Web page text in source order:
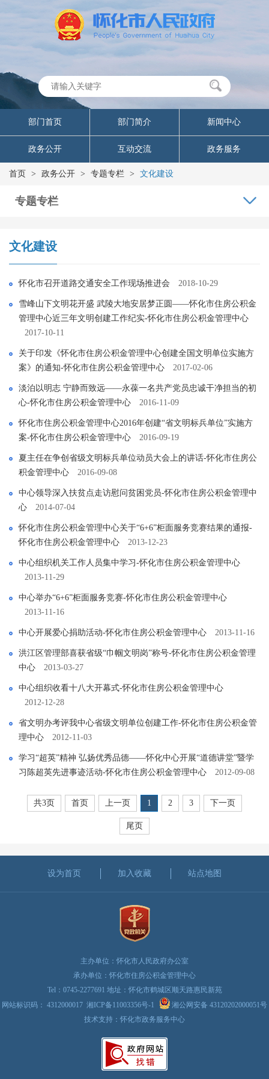
部门首页 部门简介 新闻中心
政务公开 互动交流 政务服务
首页 > 政务公开 > 专题专栏 > 文化建设
专题专栏
文化建设
怀化市召开道路交通安全工作现场推进会 2018-10-29
雪峰山下文明花开盛 武陵大地安居梦正圆――怀化市住房公积金
管理中心近三年文明创建工作纪实-怀化市住房公积金管理中心
2017-10-11
关于印发《怀化市住房公积金管理中心创建全国文明单位实施方
案》的通知-怀化市住房公积金管理中心
2017-02-06
淡泊以明志 宁静而致远――永葆一名共产党员忠诚干净担当的初
心-怀化市住房公积金管理中心
2016-11-09
怀化市住房公积金管理中心2016年创建“省文明标兵单位”实施方
案-怀化市住房公积金管理中心
2016-09-19
夏主任在争创省级文明标兵单位动员大会上的讲话-怀化市住房公
积金管理中心
2016-09-08
中心领导深入扶贫点走访慰问贫困党员-怀化市住房公积金管理中
心
2014-07-04
怀化市住房公积金管理中心关于“6+6”柜面服务竞赛结果的通报-
怀化市住房公积金管理中心
2013-12-23
中心组织机关工作人员集中学习-怀化市住房公积金管理中心
2013-11-29
中心举办“6+6”柜面服务竞赛-怀化市住房公积金管理中心
2013-11-16
中心开展爱心捐助活动-怀化市住房公积金管理中心 2013-11-16
洪江区管理部喜获省级“巾帼文明岗”称号-怀化市住房公积金管理
中心
2013-03-27
中心组织收看十八大开幕式-怀化市住房公积金管理中心
2012-12-28
省文明办考评我中心省级文明单位创建工作-怀化市住房公积金管
理中心
2012-11-03
学习“超英”精神 弘扬优秀品德――怀化中心开展“道德讲堂”暨学
习陈超英先进事迹活动-怀化市住房公积金管理中心
2012-09-08
共3页 首页 上一页 1 2 3 下一页
尾页
设为首页 加入收藏 站点地图
主办单位：怀化市人民政府办公室
承办单位：怀化市住房公积金管理中心
Tel：0745-2277691 地址：怀化市鹤城区顺天路惠民新苑
网站标识码： 4312000017 湘ICP备11003356号-1
湘公网安备 43120202000051号
技术支持：怀化市政务服务中心